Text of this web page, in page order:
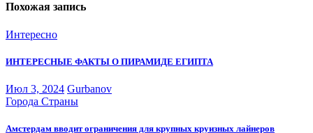
Похожая запись
Интересно
ИНТЕРЕСНЫЕ ФАКТЫ О ПИРАМИДЕ ЕГИПТА
Июл 3, 2024 Gurbanov
Города Страны
Амстердам вводит ограничения для крупных круизных лайнеров